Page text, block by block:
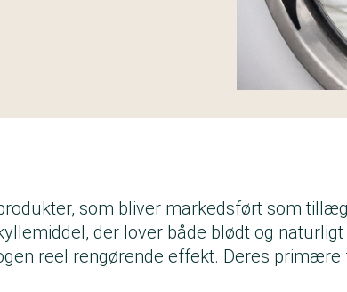
som bliver markedsført som
der lover både blødt og
reel rengørende effekt. Deres